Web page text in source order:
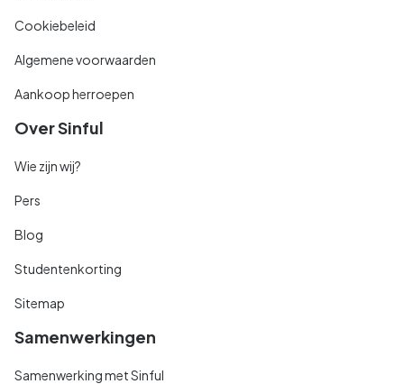
Cookiebeleid
Algemene voorwaarden
Aankoop herroepen
Over Sinful
Wie zijn wij?
Pers
Blog
Studentenkorting
Sitemap
Samenwerkingen
Samenwerking met Sinful